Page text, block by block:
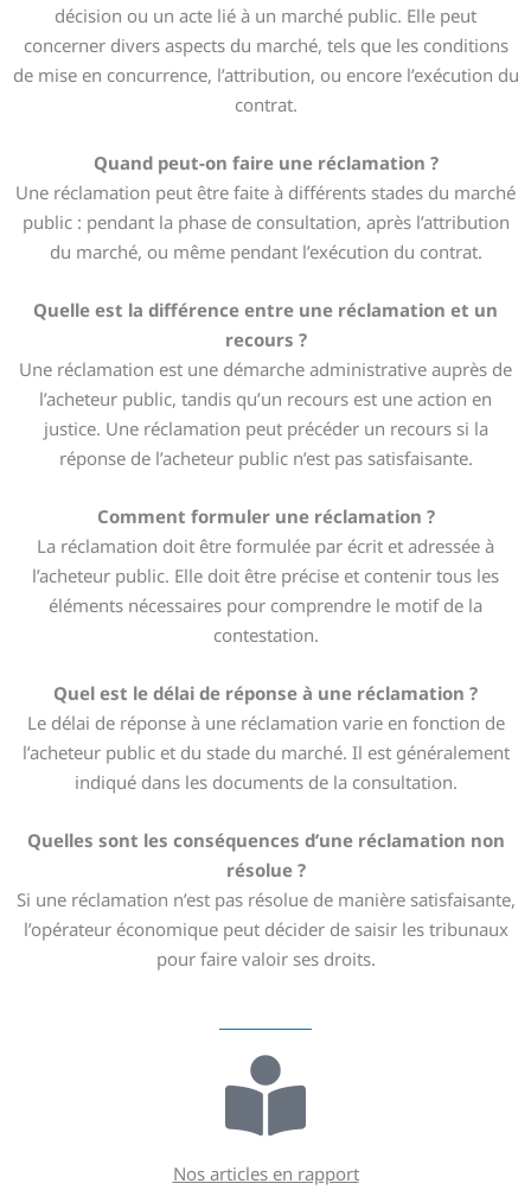
décision ou un acte lié à un marché public. Elle peut
concerner divers aspects du marché, tels que les conditions
de mise en concurrence, l’attribution, ou encore l’exécution du
contrat.
Quand peut-on faire une réclamation ?
Une réclamation peut être faite à différents stades du marché
public : pendant la phase de consultation, après l’attribution
du marché, ou même pendant l’exécution du contrat.
Quelle est la différence entre une réclamation et un
recours ?
Une réclamation est une démarche administrative auprès de
l’acheteur public, tandis qu’un recours est une action en
justice. Une réclamation peut précéder un recours si la
réponse de l’acheteur public n’est pas satisfaisante.
Comment formuler une réclamation ?
La réclamation doit être formulée par écrit et adressée à
l’acheteur public. Elle doit être précise et contenir tous les
éléments nécessaires pour comprendre le motif de la
contestation.
Quel est le délai de réponse à une réclamation ?
Le délai de réponse à une réclamation varie en fonction de
l’acheteur public et du stade du marché. Il est généralement
indiqué dans les documents de la consultation.
Quelles sont les conséquences d’une réclamation non
résolue ?
Si une réclamation n’est pas résolue de manière satisfaisante,
l’opérateur économique peut décider de saisir les tribunaux
pour faire valoir ses droits.
Nos articles en rapport